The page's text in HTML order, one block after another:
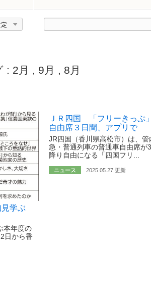
ド
: 2月 , 9月 , 8月
見学ぶ
本年度の
日から香
ＪＲ四国 「フリーきっぷ
自由席３日間、アプリで
JR四国（香川県高松市）は、管
急・普通列車の普通車自由席が
降り自由になる「四国フリ...
ニュース 2025.05.27 更新